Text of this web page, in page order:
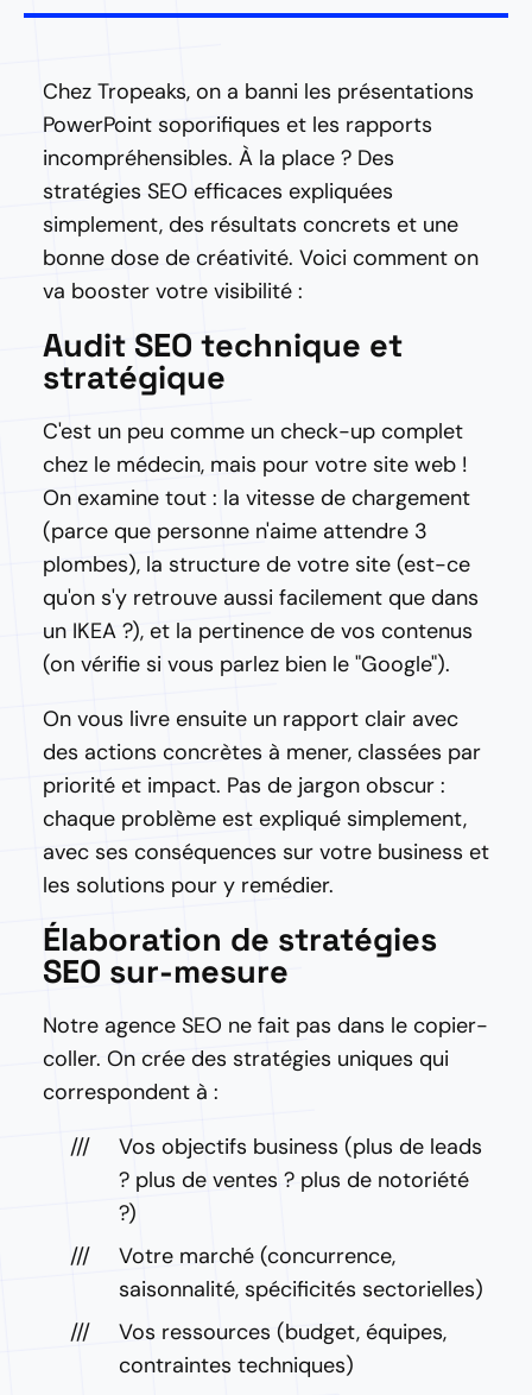
Chez Tropeaks, on a banni les présentations
PowerPoint soporifiques et les rapports
incompréhensibles. À la place ? Des
stratégies SEO efficaces expliquées
simplement, des résultats concrets et une
bonne dose de créativité. Voici comment on
va booster votre visibilité :
Audit SEO technique et
stratégique
C'est un peu comme un check-up complet
chez le médecin, mais pour votre site web !
On examine tout : la vitesse de chargement
(parce que personne n'aime attendre 3
plombes), la structure de votre site (est-ce
qu'on s'y retrouve aussi facilement que dans
un IKEA ?), et la pertinence de vos contenus
(on vérifie si vous parlez bien le "Google").
On vous livre ensuite un rapport clair avec
des actions concrètes à mener, classées par
priorité et impact. Pas de jargon obscur :
chaque problème est expliqué simplement,
avec ses conséquences sur votre business et
les solutions pour y remédier.
Élaboration de stratégies
SEO sur-mesure
Notre agence SEO ne fait pas dans le copier-
coller. On crée des stratégies uniques qui
correspondent à :
Vos objectifs business (plus de leads
? plus de ventes ? plus de notoriété
?)
Votre marché (concurrence,
saisonnalité, spécificités sectorielles)
Vos ressources (budget, équipes,
contraintes techniques)